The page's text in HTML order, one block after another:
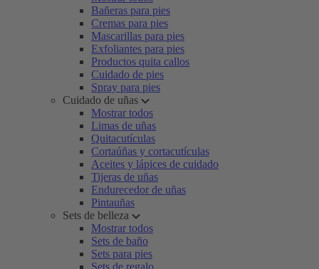
Bañeras para pies
Cremas para pies
Mascarillas para pies
Exfoliantes para pies
Productos quita callos
Cuidado de pies
Spray para pies
Cuidado de uñas
Mostrar todos
Limas de uñas
Quitacutículas
Cortaúñas y cortacutículas
Aceites y lápices de cuidado
Tijeras de uñas
Endurecedor de uñas
Pintauñas
Sets de belleza
Mostrar todos
Sets de baño
Sets para pies
Sets de regalo